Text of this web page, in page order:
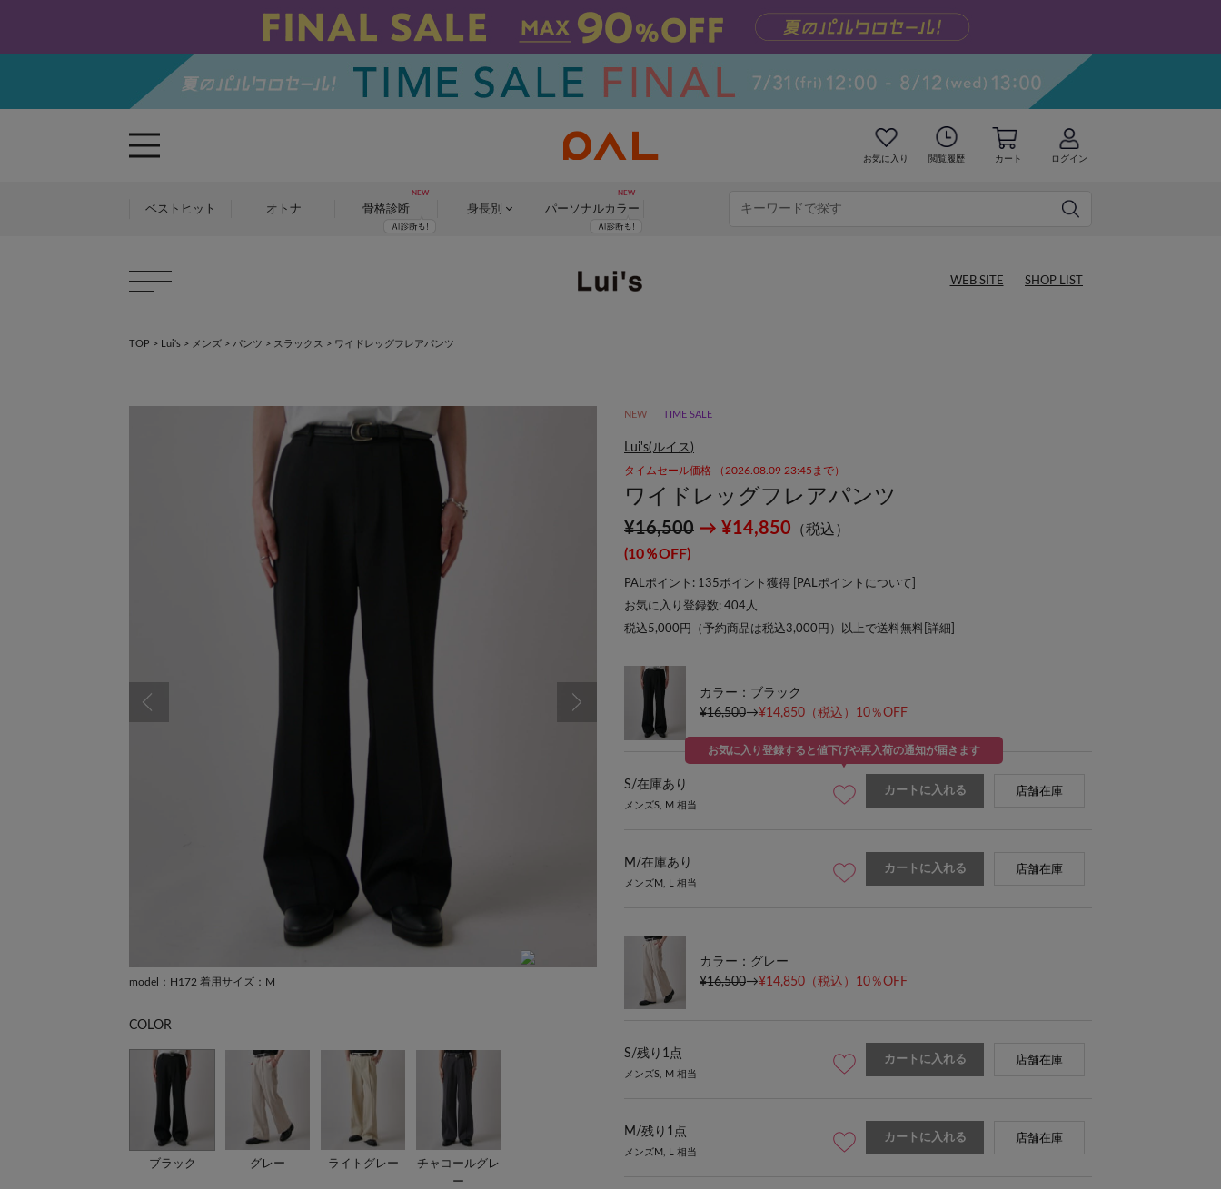
お気に入り 閲覧履歴 カート ログイン
ベストヒット オトナ 骨格診断 身長別 パーソナルカラー
WEB SITE SHOP LIST
TOP > Lui's > メンズ > パンツ > スラックス > ワイドレッグフレアパンツ
model：H172 着用サイズ：M model：H172 着用サイズ：S
COLOR
ブラック グレー ライトグレー
チャコールグレ
ー
NEW TIME SALE
Lui's(ルイス)
タイムセール価格 （2026.08.09 23:45まで）
ワイドレッグフレアパンツ
¥16,500 → ¥14,850 （税込）
(10％OFF)
PALポイント: 135ポイント獲得 [ PALポイントについて
お気に入り登録数: 404 人
税込5,000円（予約商品は税込3,000円）以上で送料無料[ 詳細
カラー：ブラック
¥16,500→¥14,850 （税込）10％OFF
S/在庫あり
メンズS, M 相当
お気に入り登録すると値下げや再入荷の通知が届きます
カートに入れる 店舗在庫
M/在庫あり
メンズM, L 相当
カートに入れる 店舗在庫
カラー：グレー
¥16,500→¥14,850 （税込）10％OFF
S/残り1点
メンズS, M 相当
カートに入れる 店舗在庫
M/残り1点
メンズM, L 相当
カートに入れる 店舗在庫